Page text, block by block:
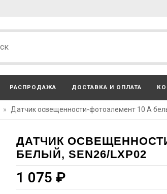
РАСПРОДАЖА ДОСТАВКА И ОПЛАТА
» Датчик освещенности-фотоэлемент 10 А
ДАТЧИК
БЕЛЫЙ, SEN26/LXР02
1 075 ₽